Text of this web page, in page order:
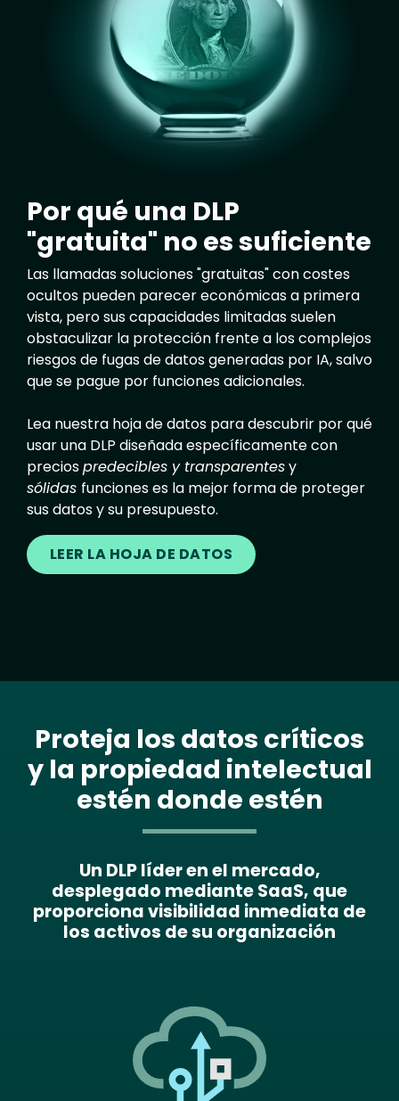
Por qué una DLP
"gratuita" no es suficiente
Las llamadas soluciones "gratuitas" con costes
ocultos pueden parecer económicas a primera
vista, pero sus capacidades limitadas suelen
obstaculizar la protección frente a los complejos
riesgos de fugas de datos generadas por IA, salvo
que se pague por funciones adicionales.
Lea nuestra hoja de datos para descubrir por qué
usar una DLP diseñada específicamente con
preciospredecibles y transparentesy
sólidas funciones es la mejor forma de proteger
sus datos y su presupuesto.
LEER LA HOJA DE DATOS
Proteja los datos críticos
y la propiedad intelectual
estén donde estén
Un DLP líder en el mercado,
desplegado mediante SaaS, que
proporciona visibilidad inmediata de
los activos de su organización